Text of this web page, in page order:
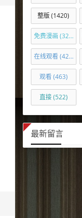
整版 (1420)
免费漫画 (328)
在线观看(422)
观看(463)
直接(522)
最新留言